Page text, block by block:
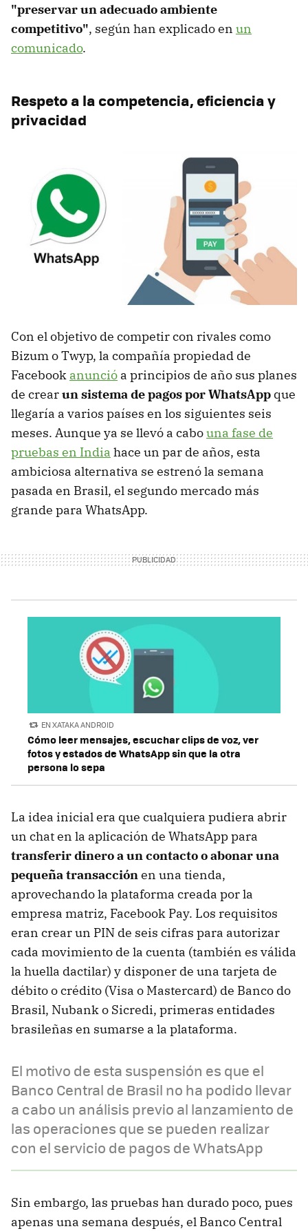
"preservar un adecuado ambiente
competitivo", según han explicado en un
comunicado.
Respeto a la competencia, eficiencia y
privacidad
Con el objetivo de competir con rivales como
Bizum o Twyp, la compañía propiedad de
Facebook anunció a principios de año sus planes
de crearun sistema de pagos por WhatsApp que
llegaría a varios países en los siguientes seis
meses. Aunque ya se llevó a cabouna fase de
pruebas en India hace un par de años, esta
ambiciosa alternativa se estrenó la semana
pasada en Brasil, el segundo mercado más
grande para WhatsApp.
EN XATAKA ANDROID
Cómo leer mensajes, escuchar clips de voz, ver
fotos y estados de WhatsApp sin que la otra
persona lo sepa
La idea inicial era que cualquiera pudiera abrir
un chat en la aplicación de WhatsApp para
transferir dinero a un contacto o abonar una
pequeña transacciónen una tienda,
aprovechando la plataforma creada por la
empresa matriz, Facebook Pay. Los requisitos
eran crear un PIN de seis cifras para autorizar
cada movimiento de la cuenta (también es válida
la huella dactilar) y disponer de una tarjeta de
débito o crédito (Visa o Mastercard) de Banco do
Brasil, Nubank o Sicredi, primeras entidades
brasileñas en sumarse a la plataforma.
El motivo de esta suspensión es que el
Banco Central de Brasil no ha podido llevar
a cabo un análisis previo al lanzamiento de
las operaciones que se pueden realizar
con el servicio de pagos de WhatsApp
Sin embargo, las pruebas han durado poco, pues
apenas una semana después, el Banco Central